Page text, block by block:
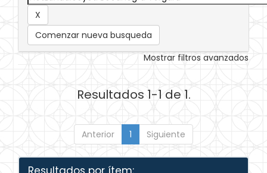
Comenzar nueva busqueda
Mostrar filtros avanzados
Resultados 1-1 de 1.
Anterior 1 Siguiente